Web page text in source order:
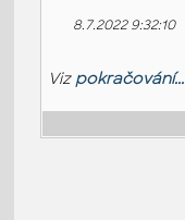
8.7.2022 9:32:10
Viz pokračování...